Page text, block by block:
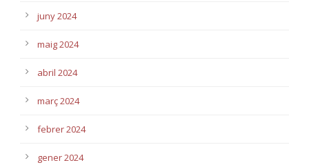
juny 2024
maig 2024
abril 2024
març 2024
febrer 2024
gener 2024